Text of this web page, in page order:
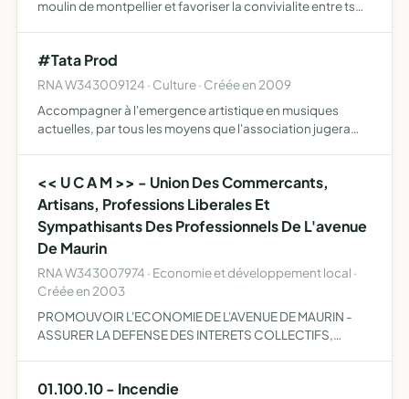
moulin de montpellier et favoriser la convivialite entre ts
#Tata Prod
RNA W343009124 · Culture · Créée en 2009
Accompagner à l'emergence artistique en musiques
actuelles, par tous les moyens que l'association jugera
phonographique, ai…
<< U C A M >> - Union Des Commercants,
Artisans, Professions Liberales Et
Sympathisants Des Professionnels De L'avenue
De Maurin
RNA W343007974 · Economie et développement local ·
Créée en 2003
PROMOUVOIR L'ECONOMIE DE L'AVENUE DE MAURIN -
ASSURER LA DEFENSE DES INTERETS COLLECTIFS,
01.100.10 - Incendie